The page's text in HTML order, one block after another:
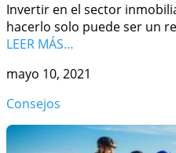
Invertir en el sector
hacerlo solo puede ser un
LEER MÁS…
mayo 10, 2021
Consejos